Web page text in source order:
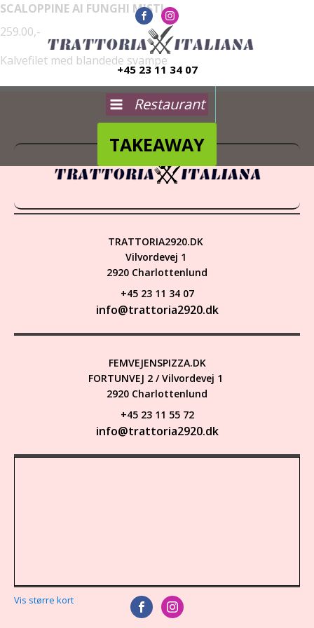
+45 23 11 34 07
Restaurant
TAKEAWAY
SCALOPPINE AI FUNGHI MISTI
259.00,-
Kalvefilet med blandede svampe
TRATTORIA2920.DK
Vilvordevej 1
2920 Charlottenlund
+45 23 11 34 07
info@trattoria2920.dk
FEMVEJENSPIZZA.DK
FORTUNVEJ 2 / Vilvordevej 1
2920 Charlottenlund
+45 23 11 55 72
info@trattoria2920.dk
Vis større kort